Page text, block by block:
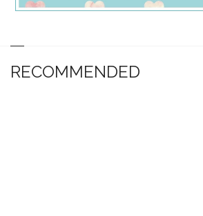
RECOMMENDED